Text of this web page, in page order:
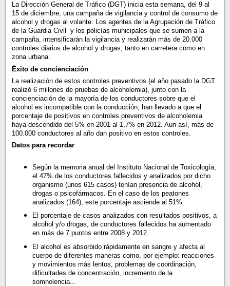
La Dirección General de Tráfico (DGT) inicia esta semana, del 9 al
15 de diciembre, una campaña de vigilancia y control de consumo de
alcohol y drogas al volante. Los agentes de la Agrupación de Tráfico
de la Guardia Civil y los policías municipales que se sumen a la
campaña, intensificarán la vigilancia y realizarán más de 20.000
controles diarios de alcohol y drogas, tanto en carretera como en
zona urbana.
Éxito de concienciación
La realización de estos controles preventivos (el año pasado la DGT
realizó 6 millones de pruebas de alcoholemia), junto con la
concienciación de la mayoría de los conductores sobre que el
alcohol es incompatible con la conducción, han llevado a que el
porcentaje de positivos en controles preventivos de alcoholemia
haya descendido del 5% en 2001 al 1,7% en 2012. Aun así, más de
100.000 conductores al año dan positivo en estos controles.
Datos para recordar
Según la memoria anual del Instituto Nacional de Toxicología,
el 47% de los conductores fallecidos y analizados por dicho
organismo (unos 615 casos) tenían presencia de alcohol,
drogas o psicofármacos. En el caso de los peatones
analizados (164), este porcentaje asciende al 51%.
El porcentaje de casos analizados con resultados positivos, a
alcohol y/o drogas, de conductores fallecidos ha aumentado
en más de 7 puntos entre 2008 y 2012.
El alcohol es absorbido rápidamente en sangre y afecta al
cuerpo de diferentes maneras como, por ejemplo: reacciones
y movimientos más lentos, problemas de coordinación,
dificultades de concentración, incremento de la
somnolencia...